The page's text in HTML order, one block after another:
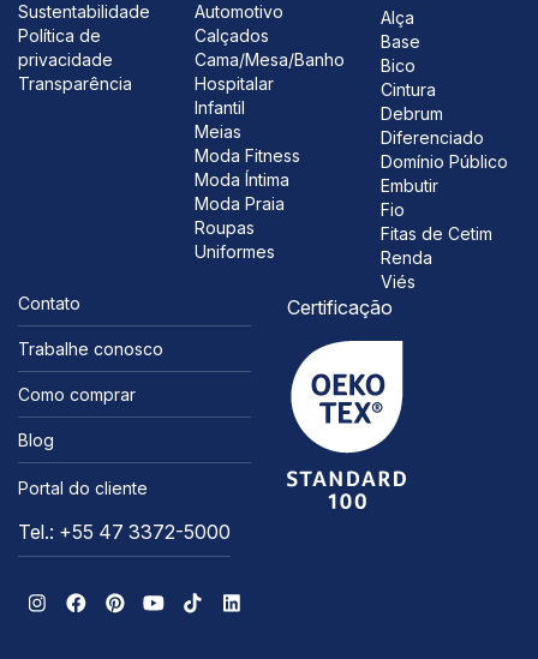
Sustentabilidade
Política de
privacidade
Transparência
Automotivo
Calçados
Cama/Mesa/Banho
Hospitalar
Infantil
Meias
Moda Fitness
Moda Íntima
Moda Praia
Roupas
Uniformes
Alça
Base
Bico
Cintura
Debrum
Diferenciado
Domínio Público
Embutir
Fio
Fitas de Cetim
Renda
Viés
Contato
Trabalhe conosco
Como comprar
Blog
Portal do cliente
Tel.: +55 47 3372-5000
Certificação